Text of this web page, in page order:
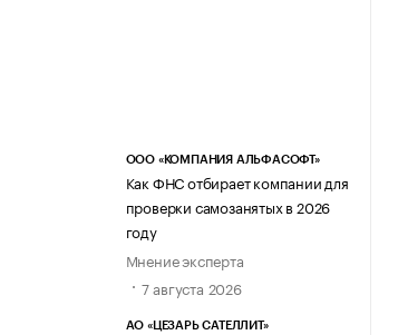
ООО «КОМПАНИЯ АЛЬФАСОФТ»
Как ФНС отбирает компании для
проверки самозанятых в 2026
году
Мнение эксперта
7 августа 2026
АО «ЦЕЗАРЬ САТЕЛЛИТ»